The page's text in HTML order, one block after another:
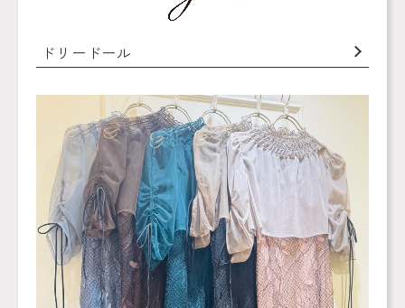
ドリードール